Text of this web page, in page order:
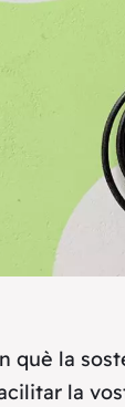
què la
la